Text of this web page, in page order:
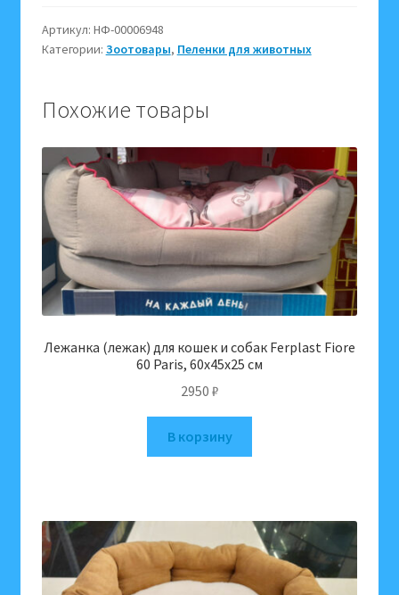
домашних
животных,
размер
60х60
см,
30
штук
упаковке
Артикул: НФ-00006948
Категории: Зоотовары, Пеленки для животных
Похожие товары
Лежанка (лежак) для кошек и собак Ferplast Fiore
60 Paris, 60x45x25 см
2950 ₽
В корзину